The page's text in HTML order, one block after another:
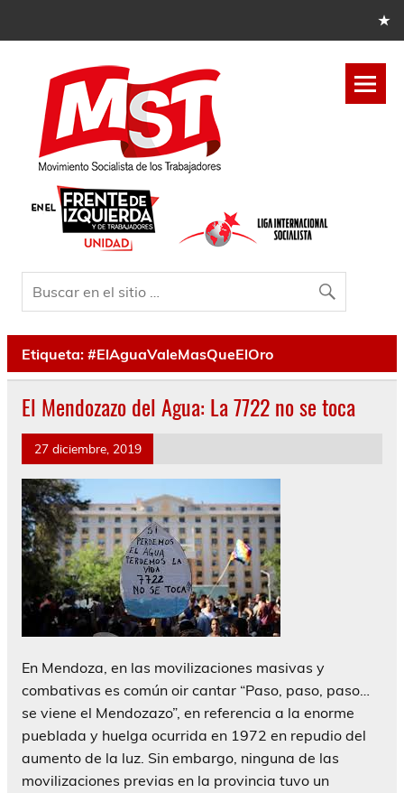
Etiqueta: #ElAguaValeMasQueElOro
El Mendozazo del Agua: La 7722 no se toca
27 diciembre, 2019
En Mendoza, en las movilizaciones masivas y
combativas es común oir cantar “Paso, paso, paso…
se viene el Mendozazo”, en referencia a la enorme
pueblada y huelga ocurrida en 1972 en repudio del
aumento de la luz. Sin embargo, ninguna de las
movilizaciones previas en la provincia tuvo un